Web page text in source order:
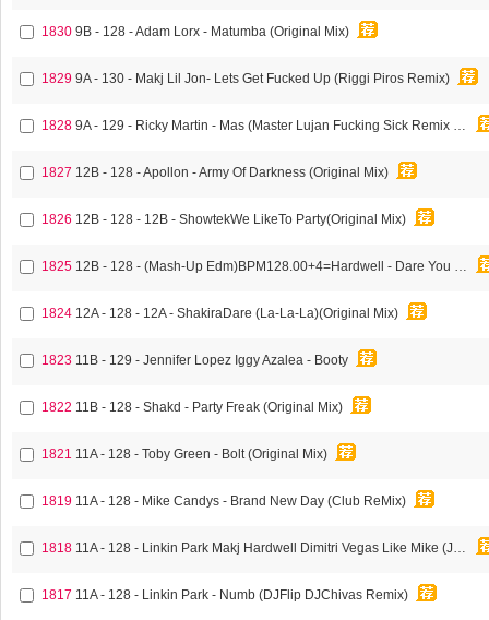
1830 9B - 128 - Adam Lorx - Matumba (Original Mix)
1829 9A - 130 - Makj Lil Jon- Lets Get Fucked Up (Riggi Piros Remix)
1828 9A - 129 - Ricky Martin - Mas (Master Lujan Fucking Sick Remix Extended)
1827 12B - 128 - Apollon - Army Of Darkness (Original Mix)
1826 12B - 128 - 12B - ShowtekWe LikeTo Party(Original Mix)
1825 12B - 128 - (Mash-Up Edm)BPM128.00+4=Hardwell - Dare You （Tiesto twoloud Remix）
1824 12A - 128 - 12A - ShakiraDare (La-La-La)(Original Mix)
1823 11B - 129 - Jennifer Lopez Iggy Azalea - Booty
1822 11B - 128 - Shakd - Party Freak (Original Mix)
1821 11A - 128 - Toby Green - Bolt (Original Mix)
1819 11A - 128 - Mike Candys - Brand New Day (Club ReMix)
1818 11A - 128 - Linkin Park Makj Hardwell Dimitri Vegas Like Mike (Jenil Edit)
1817 11A - 128 - Linkin Park - Numb (DJFlip DJChivas Remix)